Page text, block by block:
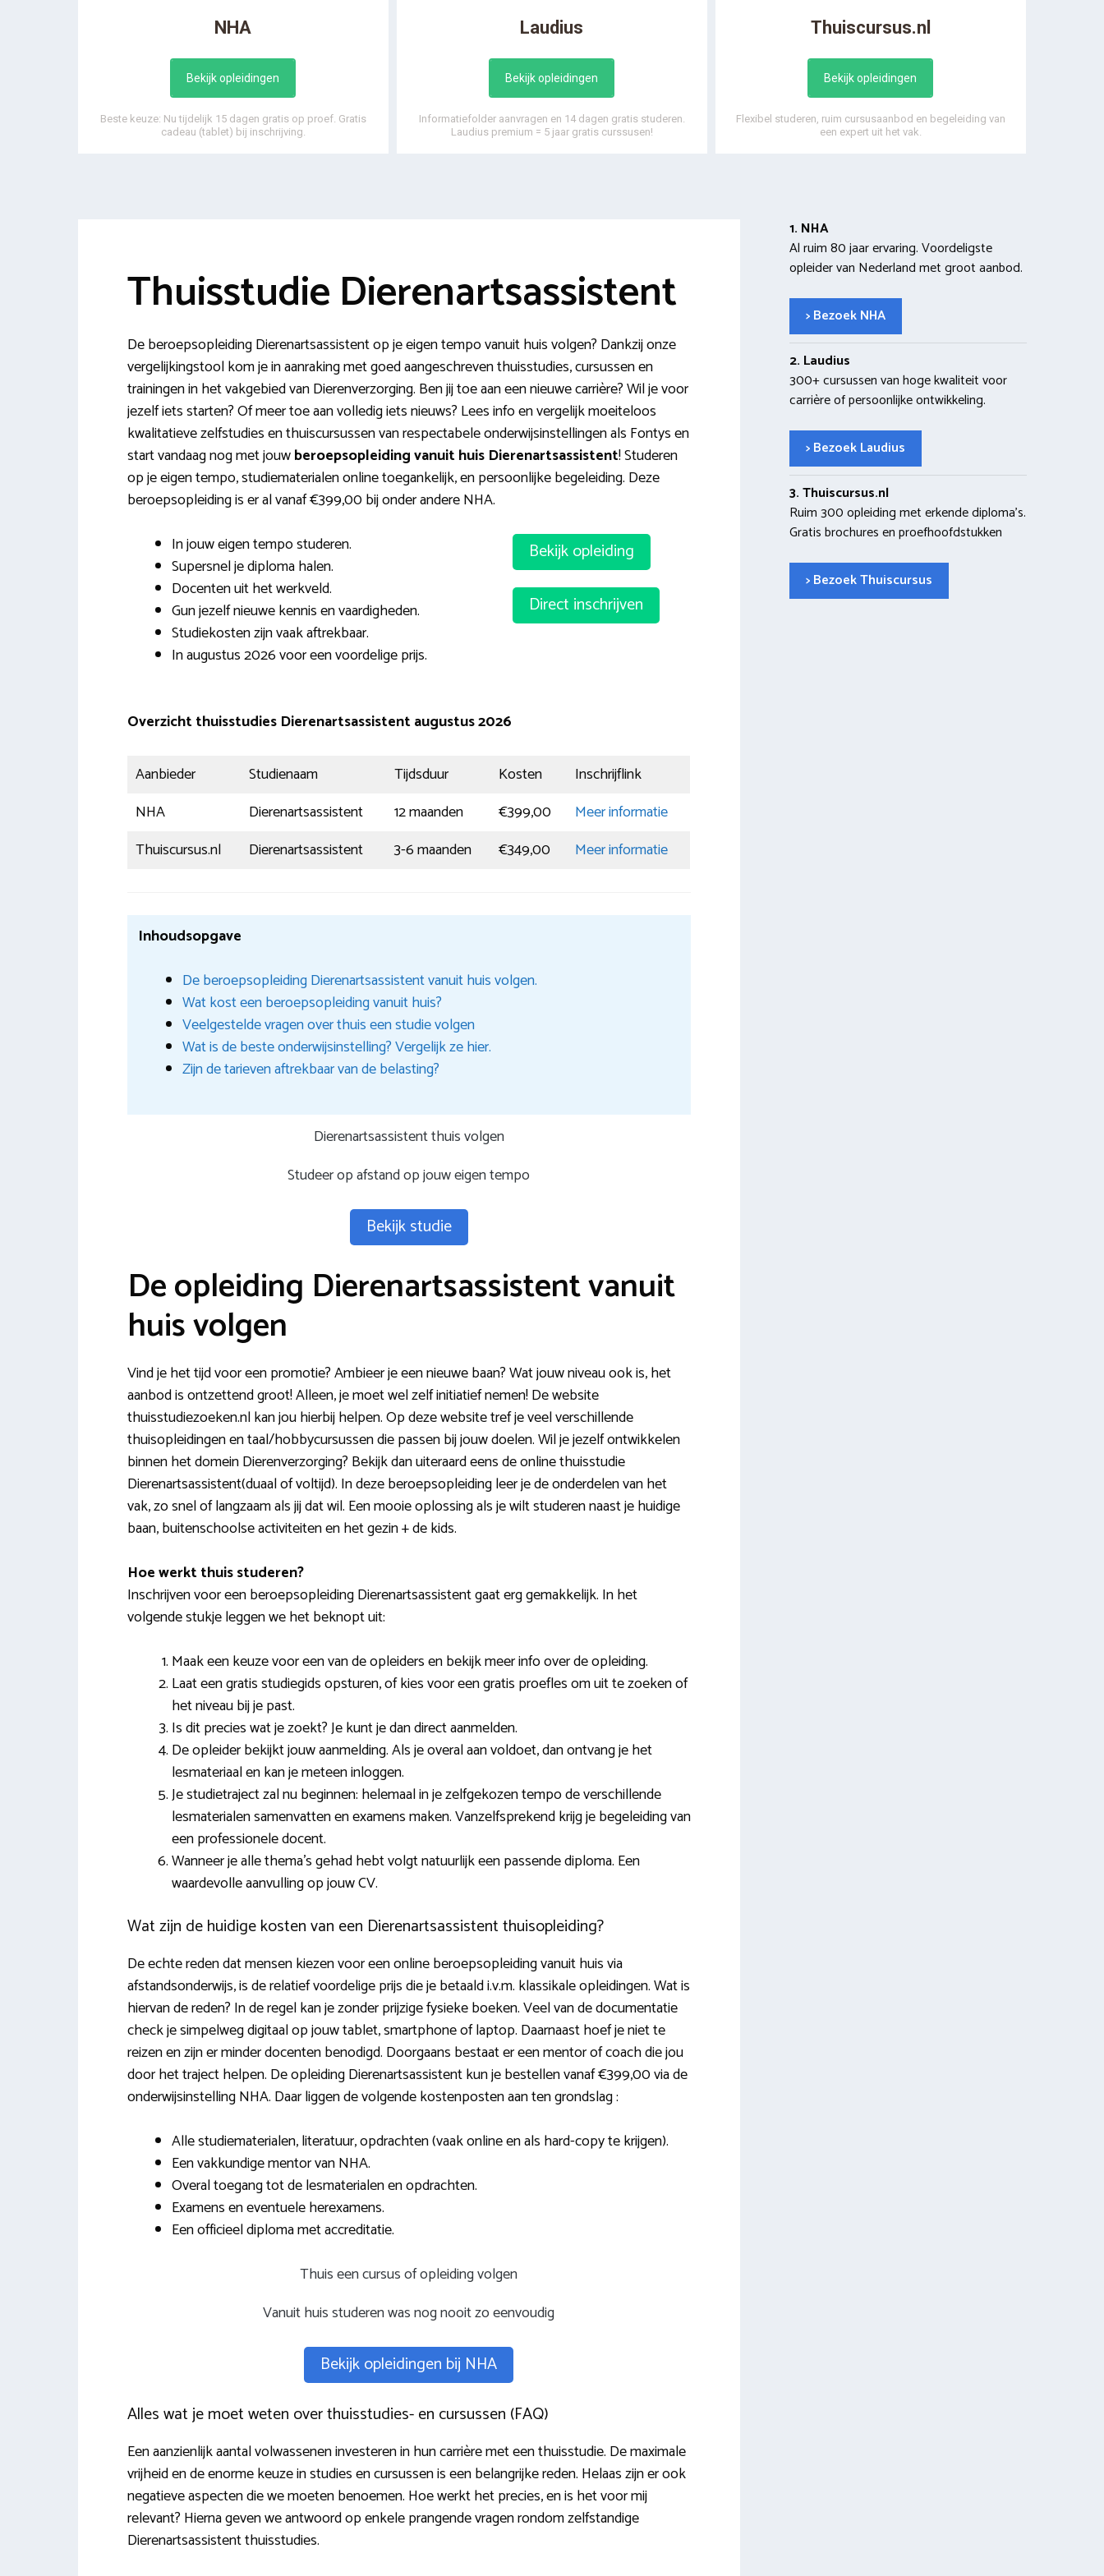
NHA
Bekijk opleidingen
Beste keuze: Nu tijdelijk 15 dagen gratis op proef. Gratis
cadeau (tablet) bij inschrijving.
Laudius
Bekijk opleidingen
Informatiefolder aanvragen en 14 dagen gratis studeren.
Laudius premium = 5 jaar gratis curssusen!
Thuiscursus.nl
Bekijk opleidingen
Flexibel studeren, ruim cursusaanbod en begeleiding van
een expert uit het vak.
Thuisstudie Dierenartsassistent
De beroepsopleiding Dierenartsassistent op je eigen tempo vanuit huis volgen? Dankzij onze
vergelijkingstool kom je in aanraking met goed aangeschreven thuisstudies, cursussen en
trainingen in het vakgebied van Dierenverzorging. Ben jij toe aan een nieuwe carrière? Wil je voor
jezelf iets starten? Of meer toe aan volledig iets nieuws? Lees info en vergelijk moeiteloos
kwalitatieve zelfstudies en thuiscursussen van respectabele onderwijsinstellingen als Fontys en
start vandaag nog met jouwberoepsopleiding vanuit huis Dierenartsassistent! Studeren
op je eigen tempo, studiematerialen online toegankelijk, en persoonlijke begeleiding. Deze
beroepsopleiding is er al vanaf €399,00 bij onder andere NHA.
In jouw eigen tempo studeren.
Supersnel je diploma halen.
Docenten uit het werkveld.
Gun jezelf nieuwe kennis en vaardigheden.
Studiekosten zijn vaak aftrekbaar.
In augustus 2026 voor een voordelige prijs.
Bekijk opleiding
Direct inschrijven
Overzicht thuisstudies Dierenartsassistent augustus 2026
Aanbieder Studienaam Tijdsduur Kosten
Inschrijflink
NHA
Dierenartsassistent 12 maanden €399,00
Meer informatie
Thuiscursus.nl
Dierenartsassistent 3-6 maanden €349,00 Meer informatie
Inhoudsopgave
De beroepsopleiding Dierenartsassistent vanuit huis volgen.
Wat kost een beroepsopleiding vanuit huis?
Veelgestelde vragen over thuis een studie volgen
Wat is de beste onderwijsinstelling? Vergelijk ze hier.
Zijn de tarieven aftrekbaar van de belasting?
Dierenartsassistent thuis volgen
Studeer op afstand op jouw eigen tempo
Bekijk studie
De opleiding Dierenartsassistent vanuit
huis volgen
Vind je het tijd voor een promotie? Ambieer je een nieuwe baan? Wat jouw niveau ook is, het
aanbod is ontzettend groot! Alleen, je moet wel zelf initiatief nemen! De website
thuisstudiezoeken.nl kan jou hierbij helpen. Op deze website tref je veel verschillende
thuisopleidingen en taal/hobbycursussen die passen bij jouw doelen. Wil je jezelf ontwikkelen
binnen het domein Dierenverzorging? Bekijk dan uiteraard eens de online thuisstudie
Dierenartsassistent(duaal of voltijd). In deze beroepsopleiding leer je de onderdelen van het
vak, zo snel of langzaam als jij dat wil. Een mooie oplossing als je wilt studeren naast je huidige
baan, buitenschoolse activiteiten en het gezin + de kids.
Hoe werkt thuis studeren?
Inschrijven voor een beroepsopleiding Dierenartsassistent gaat erg gemakkelijk. In het
volgende stukje leggen we het beknopt uit:
Maak een keuze voor een van de opleiders en bekijk meer info over de opleiding.
Laat een gratis studiegids opsturen, of kies voor een gratis proefles om uit te zoeken of
het niveau bij je past.
Is dit precies wat je zoekt? Je kunt je dan direct aanmelden.
De opleider bekijkt jouw aanmelding. Als je overal aan voldoet, dan ontvang je het
lesmateriaal en kan je meteen inloggen.
Je studietraject zal nu beginnen: helemaal in je zelfgekozen tempo de verschillende
lesmaterialen samenvatten en examens maken. Vanzelfsprekend krijg je begeleiding van
een professionele docent.
Wanneer je alle thema’s gehad hebt volgt natuurlijk een passende diploma. Een
waardevolle aanvulling op jouw CV.
Wat zijn de huidige kosten van een Dierenartsassistent thuisopleiding?
De echte reden dat mensen kiezen voor een online beroepsopleiding vanuit huis via
afstandsonderwijs, is de relatief voordelige prijs die je betaald i.v.m. klassikale opleidingen. Wat is
hiervan de reden? In de regel kan je zonder prijzige fysieke boeken. Veel van de documentatie
check je simpelweg digitaal op jouw tablet, smartphone of laptop. Daarnaast hoef je niet te
reizen en zijn er minder docenten benodigd. Doorgaans bestaat er een mentor of coach die jou
door het traject helpen. De opleiding Dierenartsassistent kun je bestellen vanaf €399,00 via de
onderwijsinstelling NHA. Daar liggen de volgende kostenposten aan ten grondslag :
Alle studiematerialen, literatuur, opdrachten (vaak online en als hard-copy te krijgen).
Een vakkundige mentor van NHA.
Overal toegang tot de lesmaterialen en opdrachten.
Examens en eventuele herexamens.
Een officieel diploma met accreditatie.
Thuis een cursus of opleiding volgen
Vanuit huis studeren was nog nooit zo eenvoudig
Bekijk opleidingen bij NHA
Alles wat je moet weten over thuisstudies- en cursussen (FAQ)
Een aanzienlijk aantal volwassenen investeren in hun carrière met een thuisstudie. De maximale
vrijheid en de enorme keuze in studies en cursussen is een belangrijke reden. Helaas zijn er ook
negatieve aspecten die we moeten benoemen. Hoe werkt het precies, en is het voor mij
relevant? Hierna geven we antwoord op enkele prangende vragen rondom zelfstandige
Dierenartsassistent thuisstudies.
1. NHA
Al ruim 80 jaar ervaring. Voordeligste
opleider van Nederland met groot aanbod.
> Bezoek NHA
2. Laudius
300+ cursussen van hoge kwaliteit voor
carrière of persoonlijke ontwikkeling.
> Bezoek Laudius
3. Thuiscursus.nl
Ruim 300 opleiding met erkende diploma’s.
Gratis brochures en proefhoofdstukken
> Bezoek Thuiscursus